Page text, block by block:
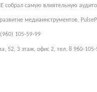
собрал самую влиятельную
медиаинструментов,
105-59-99
52, 3 этаж, офис 2, тел. 8 960-